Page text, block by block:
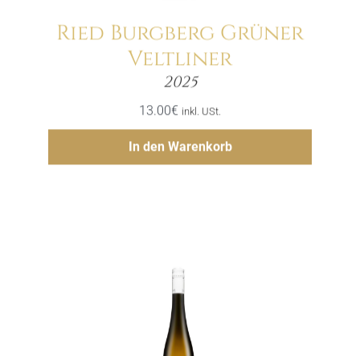
Ried Burgberg Grüner
Veltliner
2025
13.00€ inkl. USt.
In den Warenkorb
Menge
Hinzufügen